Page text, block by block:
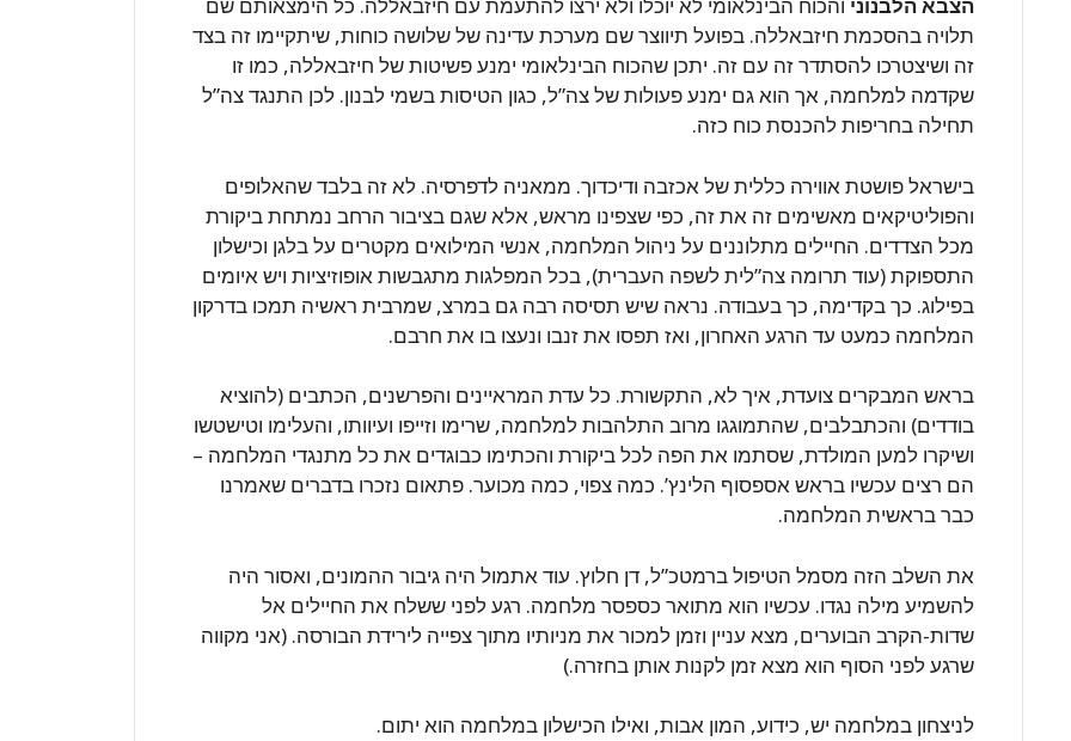
הצבא הלבנוני והכוח הבינלאומי לא יוכלו ולא ירצו להתעמת עם חיזבאללה. כל הימצאותם שם
תלויה בהסכמת חיזבאללה. בפועל תיווצר שם מערכת עדינה של שלושה כוחות, שיתקיימו זה בצד
זה ושיצטרכו להסתדר זה עם זה. יתכן שהכוח הבינלאומי ימנע פשיטות של חיזבאללה, כמו זו
שקדמה למלחמה, אך הוא גם ימנע פעולות של צה”ל, כגון הטיסות בשמי לבנון. לכן התנגד צה”ל
תחילה בחריפות להכנסת כוח כזה.
בישראל פושטת אווירה כללית של אכזבה ודיכדוך. ממאניה לדפרסיה. לא זה בלבד שהאלופים
והפוליטיקאים מאשימים זה את זה, כפי שצפינו מראש, אלא שגם בציבור הרחב נמתחת ביקורת
מכל הצדדים. החיילים מתלוננים על ניהול המלחמה, אנשי המילואים מקטרים על בלגן וכישלון
התספוקת (עוד תרומה צה”לית לשפה העברית), בכל המפלגות מתגבשות אופוזיציות ויש איומים
בפילוג. כך בקדימה, כך בעבודה. נראה שיש תסיסה רבה גם במרצ, שמרבית ראשיה תמכו בדרקון
המלחמה כמעט עד הרגע האחרון, ואז תפסו את זנבו ונעצו בו את חרבם.
בראש המבקרים צועדת, איך לא, התקשורת. כל עדת המראיינים והפרשנים, הכתבים (להוציא
בודדים) והכתבלבים, שהתמוגגו מרוב התלהבות למלחמה, שרימו וזייפו ועיוותו, והעלימו וטישטשו
ושיקרו למען המולדת, שסתמו את הפה לכל ביקורת והכתימו כבוגדים את כל מתנגדי המלחמה –
הם רצים עכשיו בראש אספסוף הלינץ’. כמה צפוי, כמה מכוער. פתאום נזכרו בדברים שאמרנו
כבר בראשית המלחמה.
את השלב הזה מסמל הטיפול ברמטכ”ל, דן חלוץ. עוד אתמול היה גיבור ההמונים, ואסור היה
להשמיע מילה נגדו. עכשיו הוא מתואר כספסר מלחמה. רגע לפני ששלח את החיילים אל
שדות-הקרב הבוערים, מצא עניין וזמן למכור את מניותיו מתוך צפייה לירידת הבורסה. (אני מקווה
שרגע לפני הסוף הוא מצא זמן לקנות אותן בחזרה.)
לניצחון במלחמה יש, כידוע, המון אבות, ואילו הכישלון במלחמה הוא יתום.